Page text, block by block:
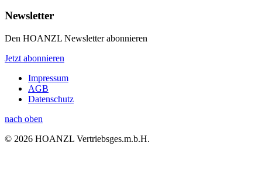
Newsletter
Den HOANZL Newsletter abonnieren
Jetzt abonnieren
Impressum
AGB
Datenschutz
nach oben
© 2026 HOANZL Vertriebsges.m.b.H.